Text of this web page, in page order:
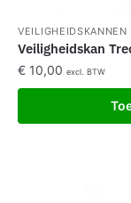
VEILIGHEIDSKANNEN
Veiligheidskan
€ 10,00 excl. BTW